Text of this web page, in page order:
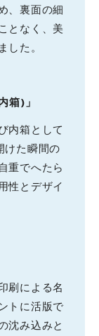
、裏面の細
となく、美
た。
箱)」
内箱として
けた瞬間の
重でへたら
性とデザイ
刷による名
トに活版で
沈み込みと